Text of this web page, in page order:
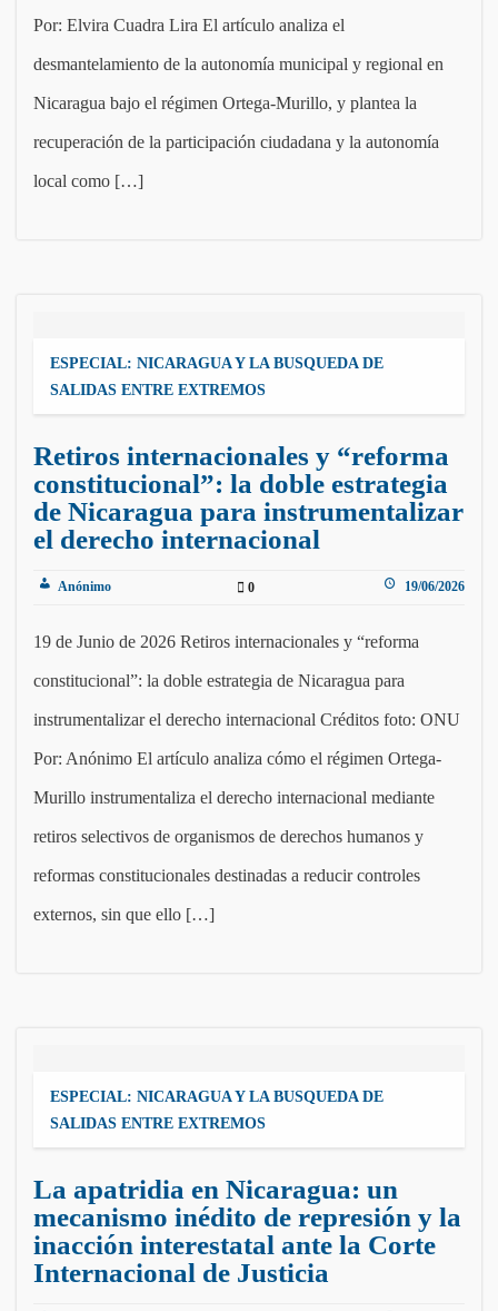
Por: Elvira Cuadra Lira El artículo analiza el
desmantelamiento de la autonomía municipal y regional en
Nicaragua bajo el régimen Ortega-Murillo, y plantea la
recuperación de la participación ciudadana y la autonomía
local como […]
ESPECIAL: NICARAGUA Y LA BUSQUEDA DE
SALIDAS ENTRE EXTREMOS
Retiros internacionales y “reforma
constitucional”: la doble estrategia
de Nicaragua para instrumentalizar
el derecho internacional
Anónimo 0 19/06/2026
19 de Junio de 2026 Retiros internacionales y “reforma
constitucional”: la doble estrategia de Nicaragua para
instrumentalizar el derecho internacional Créditos foto: ONU
Por: Anónimo El artículo analiza cómo el régimen Ortega-
Murillo instrumentaliza el derecho internacional mediante
retiros selectivos de organismos de derechos humanos y
reformas constitucionales destinadas a reducir controles
externos, sin que ello […]
ESPECIAL: NICARAGUA Y LA BUSQUEDA DE
SALIDAS ENTRE EXTREMOS
La apatridia en Nicaragua: un
mecanismo inédito de represión y la
inacción interestatal ante la Corte
Internacional de Justicia